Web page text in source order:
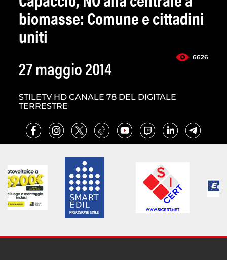
biomasse: Comune e cittadini
uniti
6626
27 maggio 2014
STILETV HD CANALE 78 DEL DIGITALE
TERRESTRE